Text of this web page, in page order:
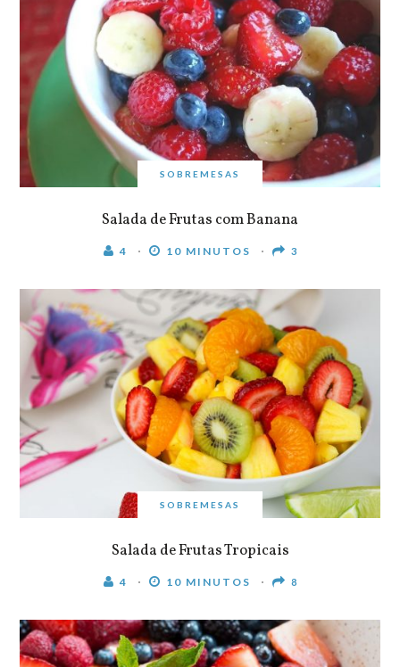
SOBREMESAS
Salada de Frutas com Banana
4 10 MINUTOS 3
SOBREMESAS
Salada de Frutas Tropicais
4 10 MINUTOS 8